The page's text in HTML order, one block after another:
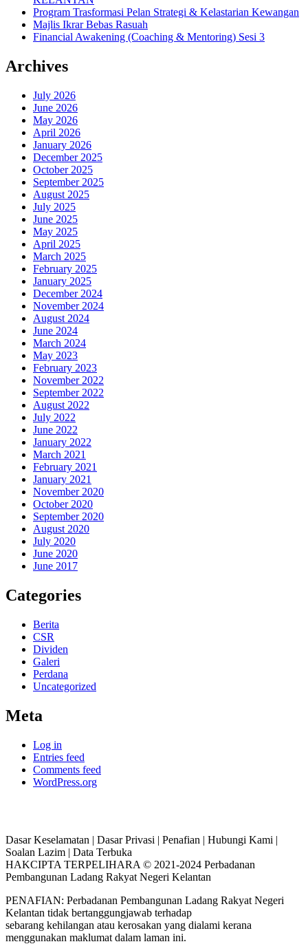
Program Trasformasi Pelan Strategi & Kelastarian Kewangan
Majlis Ikrar Bebas Rasuah
Financial Awakening (Coaching & Mentoring) Sesi 3
Archives
July 2026
June 2026
May 2026
April 2026
January 2026
December 2025
October 2025
September 2025
August 2025
July 2025
June 2025
May 2025
April 2025
March 2025
February 2025
January 2025
December 2024
November 2024
August 2024
June 2024
March 2024
May 2023
February 2023
November 2022
September 2022
August 2022
July 2022
June 2022
January 2022
March 2021
February 2021
January 2021
November 2020
October 2020
September 2020
August 2020
July 2020
June 2020
June 2017
Categories
Berita
CSR
Dividen
Galeri
Perdana
Uncategorized
Meta
Log in
Entries feed
Comments feed
WordPress.org
Dasar Keselamatan | Dasar Privasi | Penafian | Hubungi Kami |
Soalan Lazim | Data Terbuka
HAKCIPTA TERPELIHARA © 2021-2024 Perbadanan
Pembangunan Ladang Rakyat Negeri Kelantan
PENAFIAN: Perbadanan Pembangunan Ladang Rakyat Negeri
Kelantan tidak bertanggungjawab terhadap
sebarang kehilangan atau kerosakan yang dialami kerana
menggunakan maklumat dalam laman ini.